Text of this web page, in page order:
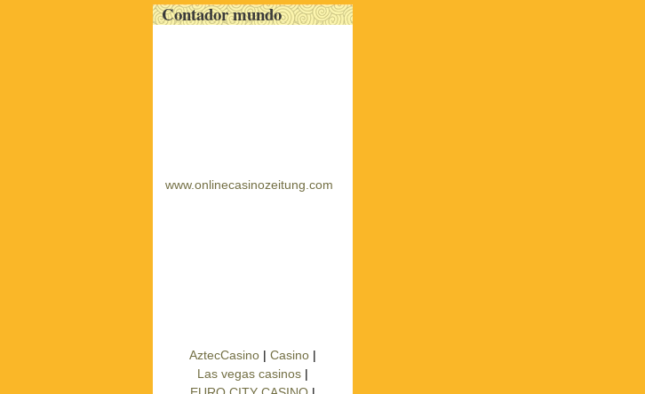
Contador mundo
www.onlinecasinozeitung.com
AztecCasino | Casino |
Las vegas casinos |